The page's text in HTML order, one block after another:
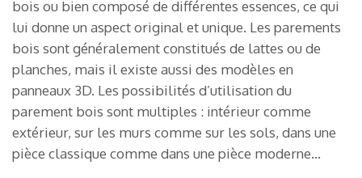
bois ou bien composé de différentes essences, ce qui
lui donne un aspect original et unique. Les parements
bois sont généralement constitués de lattes ou de
planches, mais il existe aussi des modèles en
panneaux 3D. Les possibilités d’utilisation du
parement bois sont multiples : intérieur comme
extérieur, sur les murs comme sur les sols, dans une
pièce classique comme dans une pièce moderne…